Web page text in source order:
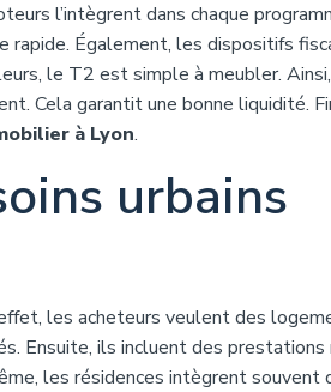
l’intègrent dans chaque
Également, les dispositifs
le T2 est simple à meubler.
Cela garantit une bonne liquidité.
à Lyon.
urbains
les acheteurs veulent des
Ensuite, ils incluent des prestations
les résidences intègrent souvent